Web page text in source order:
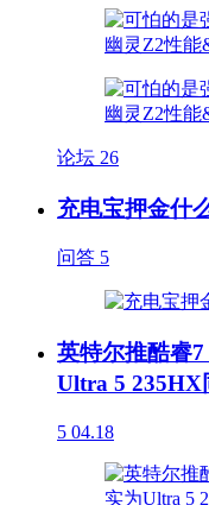
论坛 26
充电宝押金什
问答 5
英特尔推酷睿
Ultra 5 235HX
5 04.18